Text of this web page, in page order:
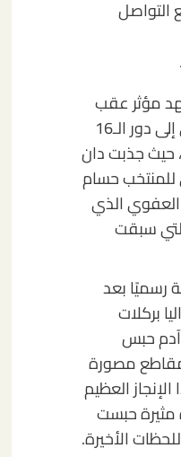
مؤثر عقب
تأهل المنتخب المصري إلى دور الـ16
من كأس العالم 2026، حيث جذبت دان
للمنتخب حسام
العفوي الذي
سبقت
رسميًا بعد
بركلات
آدم حبس
مصورة
العظيم
مثيرة حبست
الأخيرة.